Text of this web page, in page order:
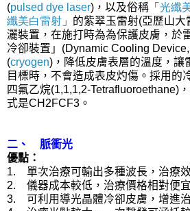
(pulsed dye laser)，以及俗稱 「 光纖
纖美白雷射 」 的紫翠玉雷射(亞歷山
灑裝置，在施打時為為保護皮膚，於
冷卻裝置」(Dynamic Cooling
(cryogen)，降低皮膚表層的溫度，讓
目標時，不會造成表皮灼傷。採用的
四氟乙烷(1,1,1,2-Tetrafluoroethane)
式是CH2FCF3。
二、 脈衝光
優點：
1. 單次治療可輸出多種波長，治療
2. 儀器成本較低，治療價格相對便宜
3. 可利用導光晶體冷卻皮膚，增進治